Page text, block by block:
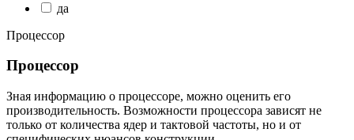
да
Процессор
Процессор
Зная информацию о процессоре, можно оценить его
производительность. Возможности процессора зависят не
только от количества ядер и тактовой частоты, но и от